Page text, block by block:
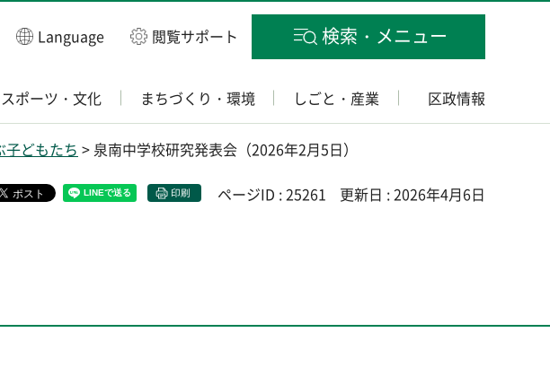
Language 閲覧サポート 検索・メニュー
スポーツ・文化 まちづくり・環境 しごと・産業 区政情報
子どもたち > 泉南中学校研究発表会（2026年2月5日）
印刷 ページID : 25261 更新日 : 2026年4月6日